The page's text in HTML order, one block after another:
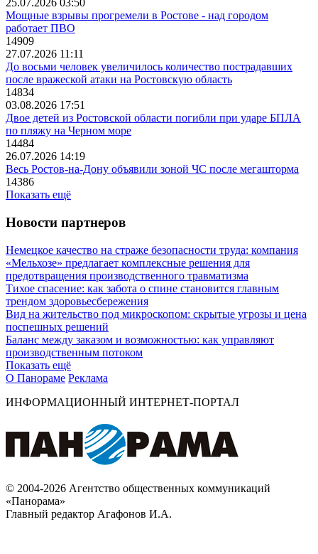
25.07.2026 03:50
Мощные взрывы прогремели в Ростове - над городом
работает ПВО
14909
27.07.2026 11:11
До восьми человек увеличилось количество пострадавших
после вражеской атаки на Ростовскую область
14834
03.08.2026 17:51
Двое детей из Ростовской области погибли при ударе БПЛА
по пляжу на Черном море
14484
26.07.2026 14:19
Весь Ростов-на-Дону объявили зоной ЧС после мегашторма
14386
Показать ещё
Новости партнеров
Немецкое качество на страже безопасности труда: компания
«Мельхозе» предлагает комплексные решения для
предотвращения производственного травматизма
Тихое спасение: как забота о спине становится главным
трендом здоровьесбережения
Вид на жительство под микроскопом: скрытые угрозы и цена
поспешных решений
Баланс между заказом и возможностью: как управляют
производственным потоком
Показать ещё
О Панораме Реклама
ИНФОРМАЦИОННЫЙ ИНТЕРНЕТ-ПОРТАЛ
© 2004-2026 Агентство общественных коммуникаций
«Панорама»
Главный редактор Агафонов И.А.